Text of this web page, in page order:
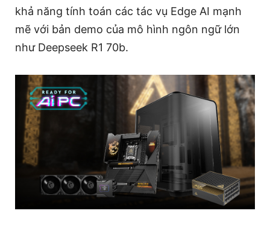
khả năng tính toán các tác vụ Edge AI mạnh
mẽ với bản demo của mô hình ngôn ngữ lớn
như Deepseek R1 70b.